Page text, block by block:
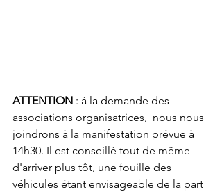
ATTENTION : à la demande des
associations organisatrices,  nous nous
joindrons à la manifestation prévue à
14h30. Il est conseillé tout de même
d'arriver plus tôt, une fouille des
véhicules étant envisageable de la part